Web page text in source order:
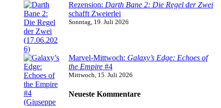
Rezension: Darth Bane 2: Die Regel der Zwei
schafft Zweierlei
Sonntag, 19. Juli 2026
Marvel-Mittwoch: Galaxy’s Edge: Echoes of
the Empire #4
Mittwoch, 15. Juli 2026
Neueste Kommentare